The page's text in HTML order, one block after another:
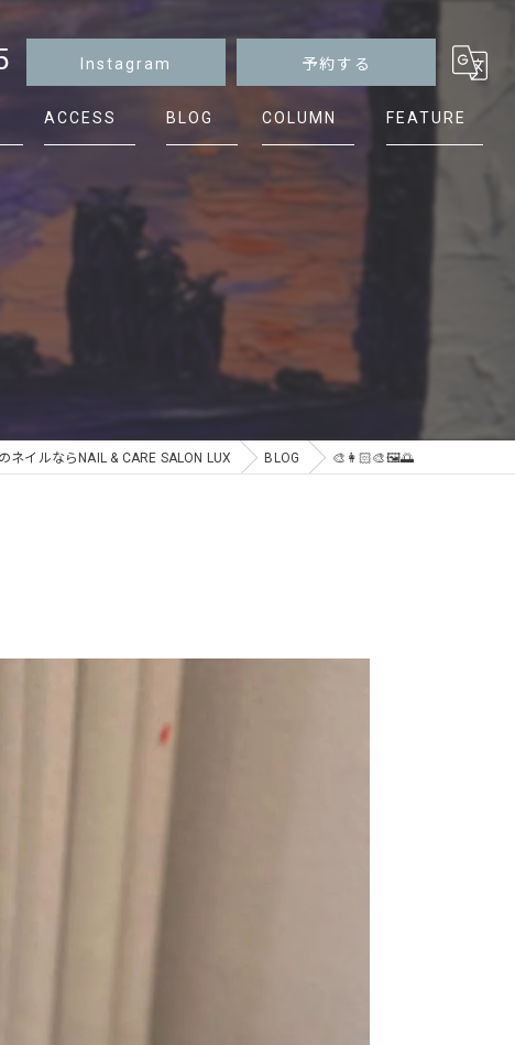
Instagram 予約する
ACCESS BLOG COLUMN FEATURE
ネイルならNAIL & CARE SALON LUX BLOG 🎨👩🏻‍🎨🖼️🌅